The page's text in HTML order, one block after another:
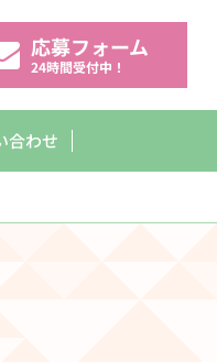
応募フォーム
24時間受付中！
合わせ